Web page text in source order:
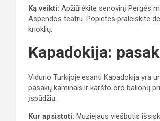
Ką veikti: Apžiūrėkite senovinį Pergės
Aspendos teatru. Popietes praleiskite
krioklių.
Kapadokija:
Vidurio Turkijoje esanti Kapadokija yra
pasakų kaminais ir karšto oro balionų
įspūdžių.
Kur apsistoti: Muziejaus viešbutis